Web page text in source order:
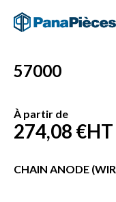
57000
À partir de
274,08 €HT
CHAIN ANODE